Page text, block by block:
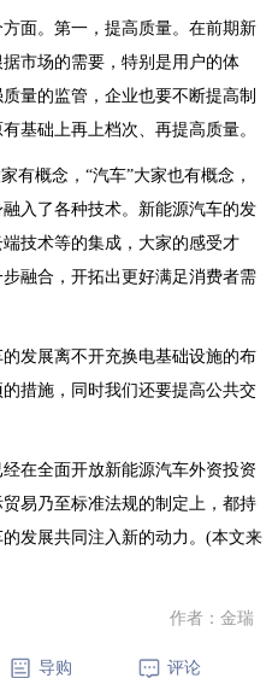
。第一，提高质量。在前期新
市场的需要，特别是用户的体
量的监管，企业也要不断提高制
基础上再上档次、再提高质量。
概念，“汽车”大家也有概念，
入了各种技术。新能源汽车的发
技术等的集成，大家的感受才
融合，开拓出更好满足消费者需
展离不开充换电基础设施的布
措施，同时我们还要提高公共交
全面开放新能源汽车外资投资
易乃至标准法规的制定上，都持
发展共同注入新的动力。(本文来
作者：金瑞
导购 评论